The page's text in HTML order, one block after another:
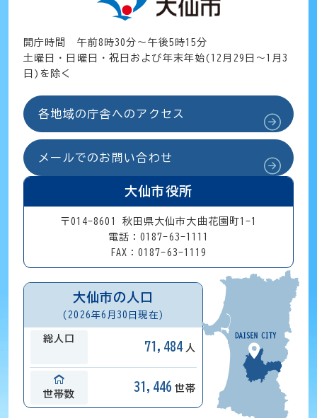
開庁時間 午前8時30分～午後5時15分
土曜日・日曜日・祝日および年末年始(12月29日～1月3
日)を除く
各地域の庁舎へのアクセス
メールでのお問い合わせ
大仙市役所
〒014-8601 秋田県大仙市大曲花園町1-1
電話：0187-63-1111
FAX：0187-63-1119
大仙市の人口
(2026年6月30日現在)
総人口
71,484 人
世帯数
31,446 世帯